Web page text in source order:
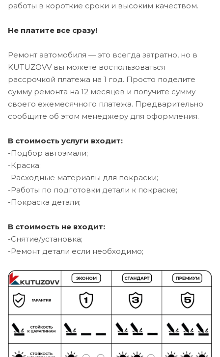
работы в короткие сроки и высоким качеством.
Не платите все сразу!
Ремонт автомобиля — это всегда затратно, но в
KUTUZOVV вы можете воспользоваться
рассрочкой платежа на 1 год. Просто поделите
сумму ремонта на 12 месяцев и получите сумму
своего ежемесячного платежа. Предварительно
сообщите об этом менеджеру для оформления.
В стоимость услуги входит:
-Подбор автоэмали;
-Краска;
-Расходные материалы для покраски;
-Работы по подготовки детали к покраске;
-Покраска детали;
В стоимость не входит:
-Снятие/установка;
-Ремонт детали если необходимо;